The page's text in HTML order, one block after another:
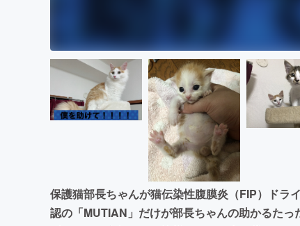
保護猫部長ちゃんが猫伝染性腹膜炎（FIP）ドラ
認の「MUTIAN」だけが部長ちゃんの助かるた